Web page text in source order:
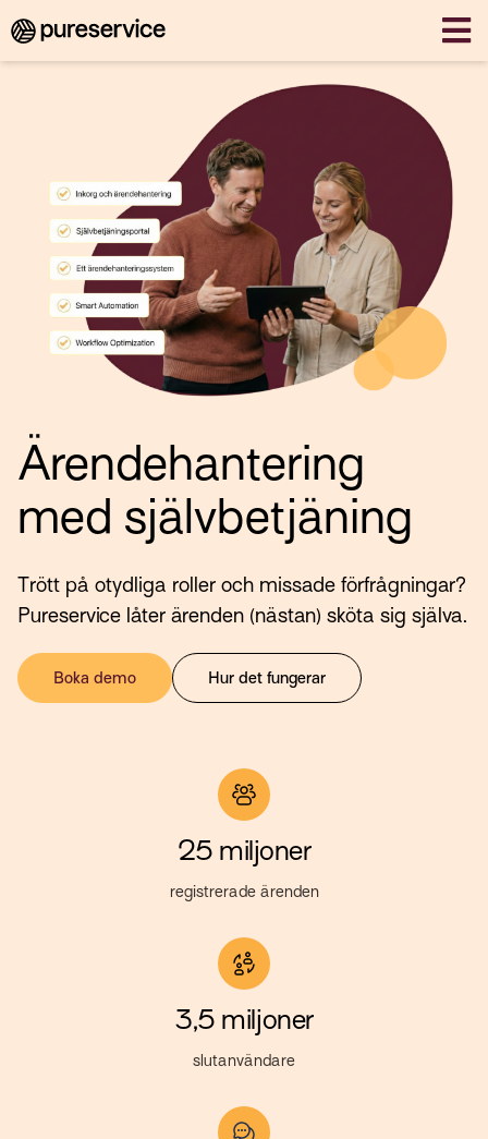
Ärendehantering
med självbetjäning
Trött på otydliga roller och missade förfrågningar?
Pureservice låter ärenden (nästan) sköta sig själva.
Boka demo Hur det fungerar
25 miljoner
registrerade ärenden
3,5 miljoner
slutanvändare